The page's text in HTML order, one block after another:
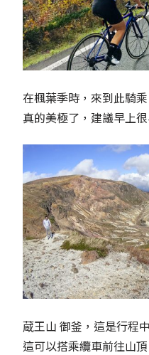
在楓葉季時，來到此騎
真的美極了，建議早上
蔵王山 御釜，這是行程
這可以搭乘纜車前往山